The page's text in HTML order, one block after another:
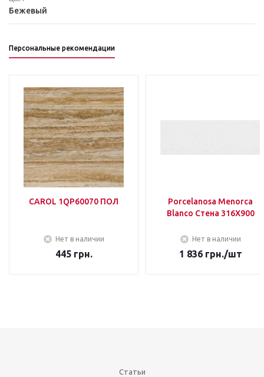
Бежевый
Персональные рекомендации
CAROL 1QP60070 ПОЛ
Нет в наличии
445грн.
Porcelanosa Menorca
Blanco Стена 316Х900
Нет в наличии
1 836грн./шт
Статьи